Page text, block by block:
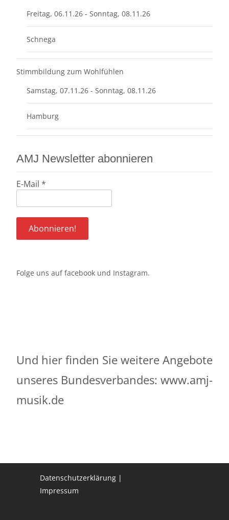
Freitag, 06.11.26 - Sonntag, 08.11.26
Schnega
Stimmbildung zum Wohlfühlen
Samstag, 07.11.26 - Sonntag, 08.11.26
Hamburg
AMJ Newsletter abonnieren
E-Mail *
Folge uns auffacebook und Instagram.
Und hier finden Sie weitere Angebote
unseres Bundesverbandes: www.amj-
musik.de
Datenschutzerklärung
Impressum